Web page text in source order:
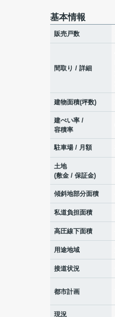
基本情報
販売戸数
間取り / 詳細
建物面積(坪数)
建ぺい率 /
容積率
駐車場 / 月額
土地
(敷金 / 保証金)
傾斜地部分面積
私道負担面積
高圧線下面積
用途地域
接道状況
都市計画
現況